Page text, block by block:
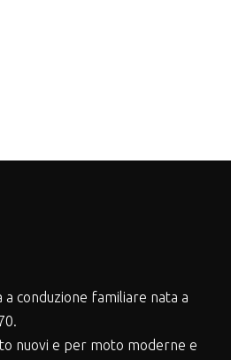
a conduzione familiare nata a
nuovi e per moto moderne e